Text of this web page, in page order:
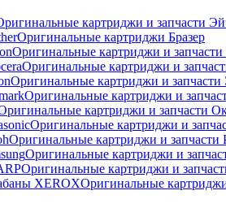
картриджи и запчасти
Оригинальные картриджи Бразер
Оригинальные картриджи и
Оригинальные картриджи и
Оригинальные картриджи и запчасти
Оригинальные картриджи и
картриджи и запчасти
Оригинальные картриджи и
Оригинальные картриджи и запчасти
Оригинальные картриджи и
Оригинальные картриджи и
XEROXОригинальные